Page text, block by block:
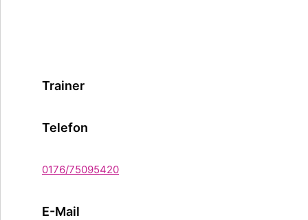
Trainer
Telefon
0176/75095420
E-Mail